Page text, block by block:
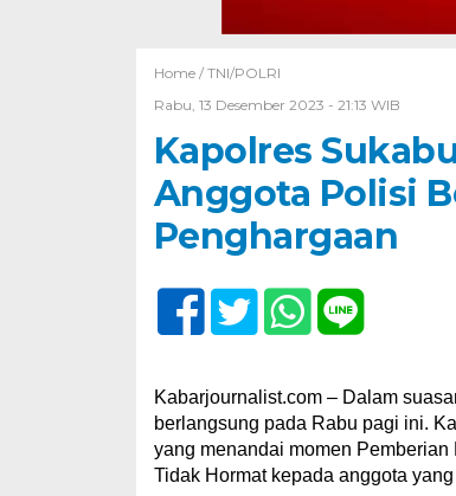
Home / TNI/POLRI
Rabu, 13 Desember 2023 - 21:13 WIB
Kapolres
Anggota Polisi
Penghargaan
Kabarjournalist.com – Dalam
berlangsung pada Rabu pagi ini.
yang menandai momen
Tidak Hormat kepada anggota